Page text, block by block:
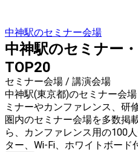
中神駅のセミナー会場
中神駅のセミナー
TOP20
セミナー会場 / 講演会場
中神駅(東京都)のセミナー会
ミナーやカンファレンス、研
圏内のセミナー会場を多数掲
ら、カンファレンス用の100
ター、Wi-Fi、ホワイトボード